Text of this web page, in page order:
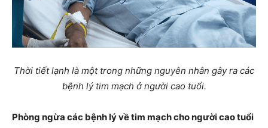
Thời tiết lạnh là một trong những nguyên nhân gây ra các
bệnh lý tim mạch ở người cao tuổi.
Phòng ngừa các bệnh lý về tim mạch cho người cao tuổi